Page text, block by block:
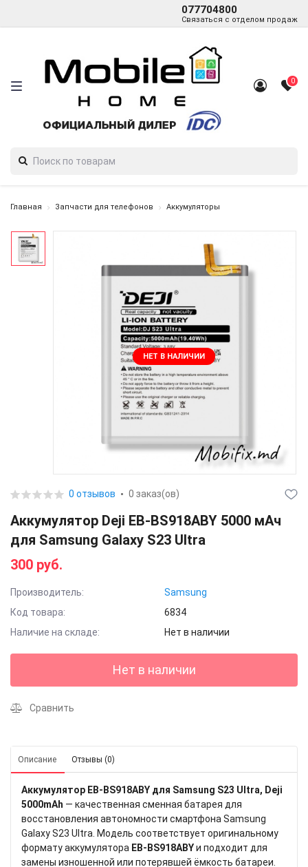
077704800
Связаться с отделом продаж
0
Главная Запчасти для телефонов Аккумуляторы
НЕТ В НАЛИЧИИ
0 отзывов 0 заказ(ов)
Аккумулятор Deji EB-BS918ABY 5000 мАч
для Samsung Galaxy S23 Ultra
300 руб.
Производитель:
Samsung
Код товара:
6834
Наличие на складе:
Нет в наличии
Нет в наличии
Сравнить
Описание Отзывы (0)
Аккумулятор EB-BS918ABY для Samsung S23 Ultra, Deji
5000mAh — качественная сменная батарея для
восстановления автономности смартфона Samsung
Galaxy S23 Ultra. Модель соответствует оригинальному
формату аккумулятора EB-BS918ABYи подходит для
замены изношенной или потерявшей ёмкость батареи.